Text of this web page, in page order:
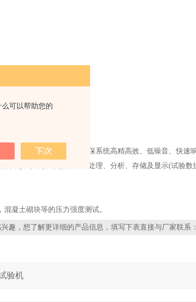
可以帮助您的
性好，造型美观.
高精度宽频电液伺服阀,确保系统高精高效、低噪音、快速
设定、控制、数据采集、处理、分析、存储及显示(试验数
凝土砌块等的压力强度测试。
趣，想了解更详细的产品信息，填写下表直接与厂家联系：